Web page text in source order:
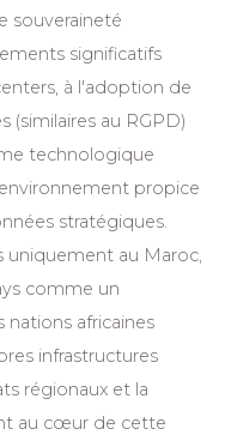
souveraineté
significatifs
à l'adoption de
(similaires au RGPD)
technologique
propice
stratégiques.
uniquement au Maroc,
comme un
africaines
infrastructures
régionaux et la
au cœur de cette